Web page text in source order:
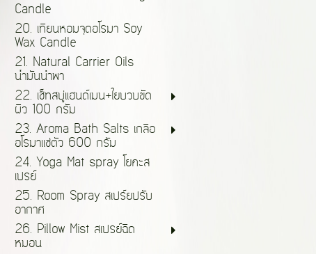
Candle
20. เทียนหอมจุดอโรมา Soy
Wax Candle
21. Natural Carrier Oils
น้ำมันนำพา
22. เซ็ทสบู่แฮนด์เมน+ใยบวบขัด
ผิว 100 กรัม
23. Aroma Bath Salts เกลือ
อโรมาแช่ตัว 600 กรัม
24. Yoga Mat spray โยคะส
เปรย์
25. Room Spray สเปร์ยปรับ
อากาศ
26. Pillow Mist สเปรย์ฉีด
หมอน